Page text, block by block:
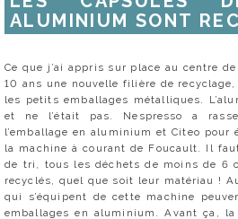
ALUMINIUM SONT
Ce que j’ai appris sur place au centre
10 ans une nouvelle filière de
les petits emballages métalliques.
et ne l’était pas. Nespresso a
l’emballage en aluminium et Citeo
la machine à courant de Foucault. Il
de tri, tous les déchets de moins de 6
recyclés, quel que soit leur matériau !
qui s’équipent de cette machine
emballages en aluminium. Avant ça,